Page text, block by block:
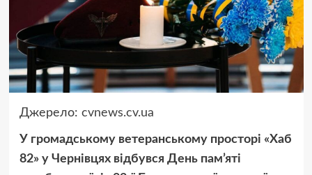
Джерело: cvnews.cv.ua
У громадському ветеранському просторі «Хаб
82» у Чернівцях відбувся День пам’яті